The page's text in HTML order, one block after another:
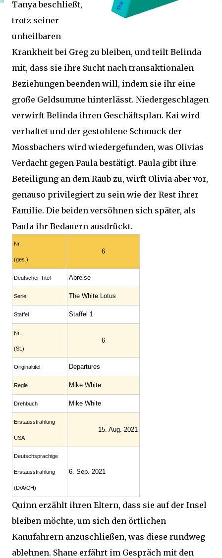
Tanya beschließt,
trotz seiner
unheilbaren
Krankheit bei Greg zu bleiben, und teilt Belinda
mit, dass sie ihre Sucht nach transaktionalen
Beziehungen beenden will, indem sie ihr eine
große Geldsumme hinterlässt. Niedergeschlagen
verwirft Belinda ihren Geschäftsplan. Kai wird
verhaftet und der gestohlene Schmuck der
Mossbachers wird wiedergefunden, was Olivias
Verdacht gegen Paula bestätigt. Paula gibt ihre
Beteiligung an dem Raub zu, wirft Olivia aber vor,
genauso privilegiert zu sein wie der Rest ihrer
Familie. Die beiden versöhnen sich später, als
Paula ihr Bedauern ausdrückt.
Nr.
(ges.)
6
Deutscher Titel Abreise
Serie The White Lotus
Staffel Staffel 1
Nr.
(St.)
6
Original­titel Departures
Regie Mike White
Drehbuch Mike White
Erstaus­strahlung
USA
15. Aug. 2021
Deutsch­sprachige
Erstaus­strahlung
(D/A/CH)
6. Sep. 2021
Quinn erzählt ihren Eltern, dass sie auf der Insel
bleiben möchte, um sich den örtlichen
Kanufahrern anzuschließen, was diese rundweg
ablehnen. Shane erfährt im Gespräch mit den